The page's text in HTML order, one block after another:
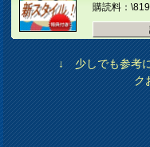
購読料：
↓ 少しでも参考に
ク